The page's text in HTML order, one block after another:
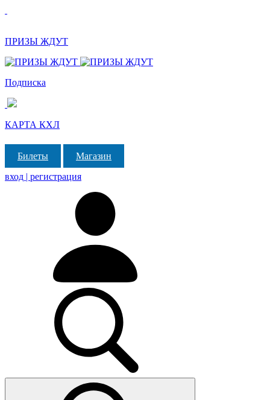
ПРИЗЫ ЖДУТ
Подписка
КАРТА КХЛ
Билеты
Магазин
вход | регистрация